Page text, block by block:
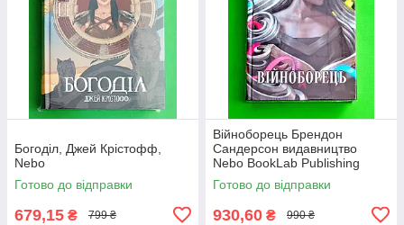
Богоділ, Джей Крістофф,
Nebo
Готово до відправки
679,15 ₴ 799 ₴
Війноборець Брендон
Сандерсон видавництво
Nebo BookLab Publishing
Готово до відправки
930,60 ₴ 990 ₴